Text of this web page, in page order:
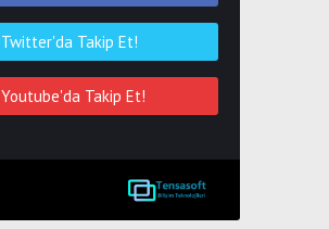
Twitter'da Takip Et!
Youtube'da Takip Et!